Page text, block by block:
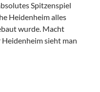
Spitzenspiel
Heidenheim alles
wurde. Macht
sieht man